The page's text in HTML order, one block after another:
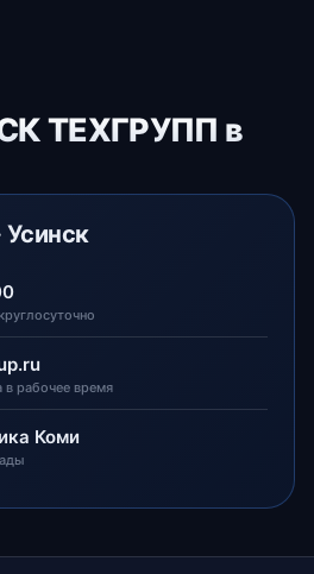
СК ТЕХГРУПП в
в рабочее время
Коми